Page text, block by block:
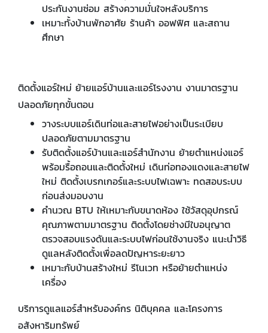
ประกันงานซ่อม สร้างความมั่นใจหลังบริการ
เหมาะทั้งบ้านพักอาศัย ร้านค้า ออฟฟิศ และสถาน
ศึกษา
ติดตั้งแอร์ใหม่ ย้ายแอร์บ้านและแอร์โรงงาน งานมาตรฐาน
ปลอดภัยทุกขั้นตอน
วางระบบแอร์เดินท่อและสายไฟอย่างเป็นระเบียบ
ปลอดภัยตามมาตรฐาน
รับติดตั้งแอร์บ้านและแอร์สำนักงาน ย้ายตำแหน่งแอร์
พร้อมรื้อถอนและติดตั้งใหม่ เดินท่อทองแดงและสายไฟ
ใหม่ ติดตั้งเบรกเกอร์และระบบไฟเฉพาะ ทดสอบระบบ
ก่อนส่งมอบงาน
คำนวณ BTU ให้เหมาะกับขนาดห้อง ใช้วัสดุอุปกรณ์
คุณภาพตามมาตรฐาน ติดตั้งโดยช่างมีใบอนุญาต
ตรวจสอบแรงดันและระบบไฟก่อนใช้งานจริง แนะนำวิธี
ดูแลหลังติดตั้งเพื่อลดปัญหาระยะยาว
เหมาะกับบ้านสร้างใหม่ รีโนเวท หรือย้ายตำแหน่ง
เครื่อง
บริการดูแลแอร์สำหรับองค์กร นิติบุคคล และโครงการ
อสังหาริมทรัพย์